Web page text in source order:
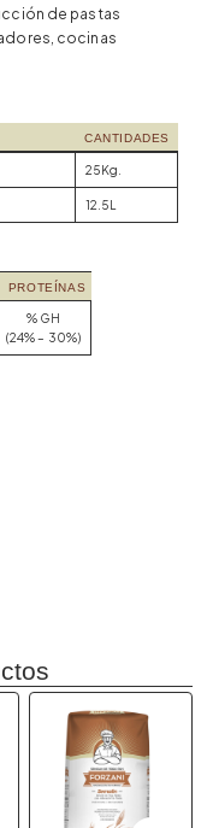
de pastas
cocinas
CANTIDADES
25Kg.
12.5L
PROTEÍNAS
% GH
(24% – 30%)